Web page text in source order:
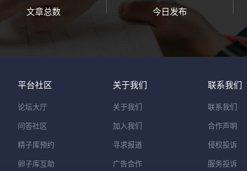
文章总数 今日发布
平台社区
论坛大厅
问答社区
精子库预约
卵子库互助
关于我们
关于我们
加入我们
寻求报道
广告合作
联系我们
联系我们
合作声明
侵权投诉
服务投诉